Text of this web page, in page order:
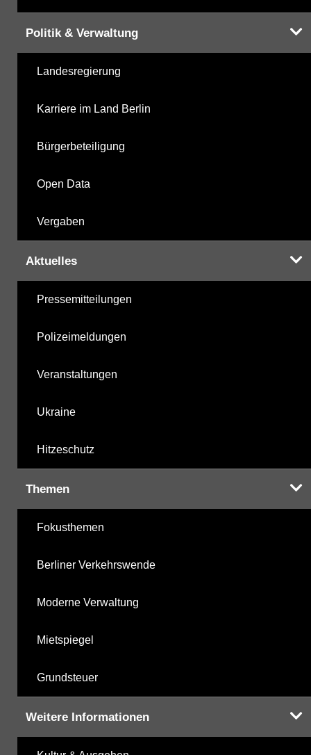
Politik & Verwaltung
Landesregierung
Karriere im Land Berlin
Bürgerbeteiligung
Open Data
Vergaben
Aktuelles
Pressemitteilungen
Polizeimeldungen
Veranstaltungen
Ukraine
Hitzeschutz
Themen
Fokusthemen
Berliner Verkehrswende
Moderne Verwaltung
Mietspiegel
Grundsteuer
Weitere Informationen